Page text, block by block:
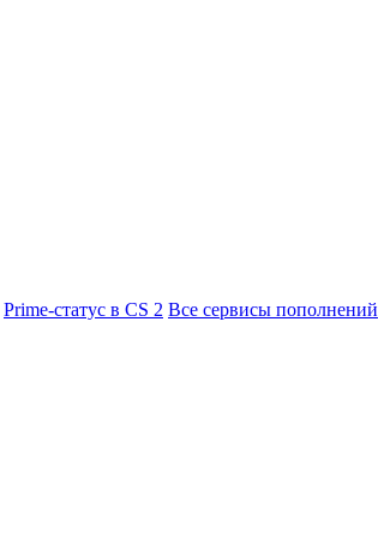
Prime-статус в CS 2 Все сервисы пополнений